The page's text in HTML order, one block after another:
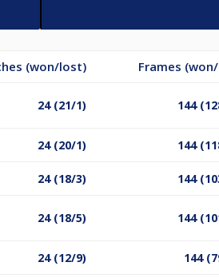
(won/lost) Frames
24 (21/1) 144
24 (20/1) 144
24 (18/3) 144
24 (18/5) 144
24 (12/9) 144